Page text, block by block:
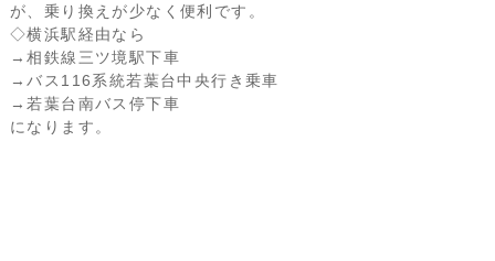
が、乗り換えが少なく便利です。
◇横浜駅経由なら
→相鉄線三ツ境駅下車
→バス116系統若葉台中央行き乗車
→若葉台南バス停下車
になります。